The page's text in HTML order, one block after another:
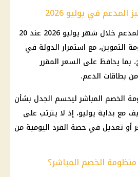
في يوليو 2026
استقر سعر رغيف الخبز المدعم خلال شهر يوليو 2026 عند 20
التموين، مع استمرار الدولة في
بما يحافظ على السعر المقرر
بطاقات الدعم.
الخصم المباشر ليحسم الجدل بشأن
مع بداية يوليو، إذ لا يترتب على
أو تعديل في حصة الفرد اليومية من
الخصم المباشر؟